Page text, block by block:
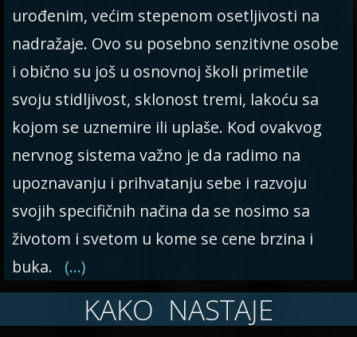
urođenim, većim stepenom osetljivosti na
nadražaje. Ovo su posebno senzitivne osobe
i obično su još u osnovnoj školi primetile
svoju stidljivost, sklonost tremi, lakoću sa
kojom se uznemire ili uplaše. Kod ovakvog
nervnog sistema važno je da radimo na
upoznavanju i prihvatanju sebe i razvoju
svojih specifičnih načina da se nosimo sa
životom i svetom u kome se cene brzina i
buka. (…)
KAKO NASTAJE